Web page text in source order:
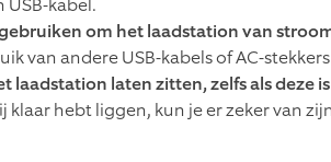
kabel.
om het laadstation van
van andere USB-kabels of AC-
laadstation laten zitten, zelfs als deze
klaar hebt liggen, kun je er zeker van